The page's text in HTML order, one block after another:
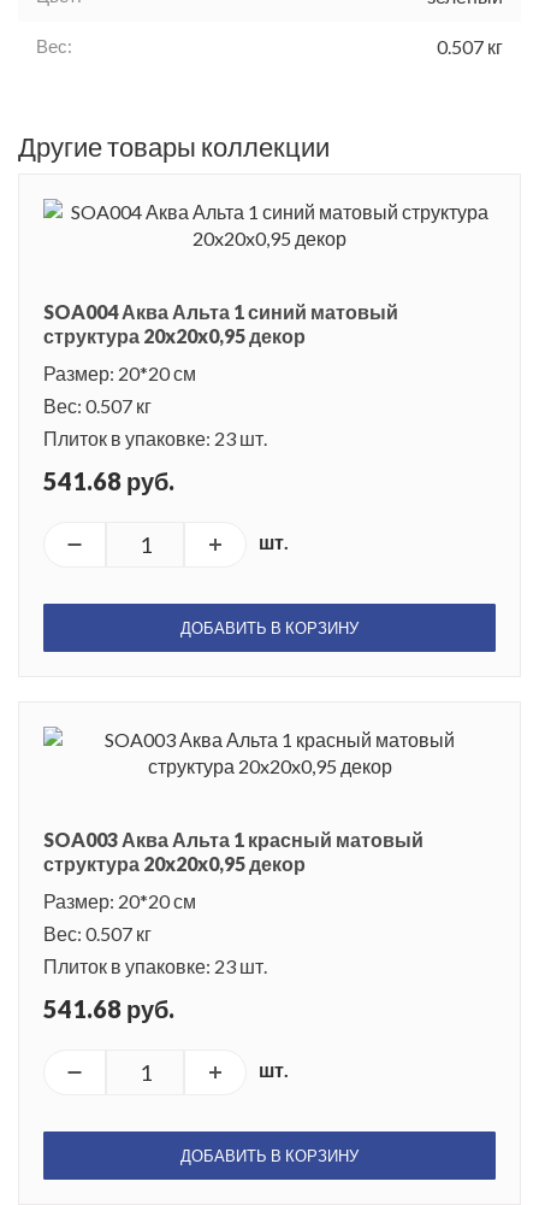
Вес: 0.507 кг
Другие товары коллекции
SOA004 Аква Альта 1 синий матовый
структура 20x20x0,95 декор
Размер: 20*20 см
Вес: 0.507 кг
Плиток в упаковке: 23 шт.
541.68 руб.
шт.
ДОБАВИТЬ В КОРЗИНУ
SOA003 Аква Альта 1 красный матовый
структура 20x20x0,95 декор
Размер: 20*20 см
Вес: 0.507 кг
Плиток в упаковке: 23 шт.
541.68 руб.
шт.
ДОБАВИТЬ В КОРЗИНУ